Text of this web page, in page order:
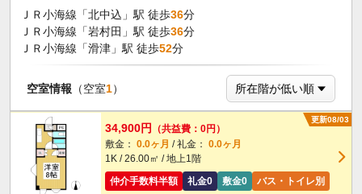
ＪＲ小海線「北中込」駅 徒歩36分
ＪＲ小海線「岩村田」駅 徒歩36分
ＪＲ小海線「滑津」駅 徒歩52分
空室情報 （空室1）
更新08/03
34,900円
（共益費：0円）
敷金： 0.0ヶ月 / 礼金： 0.0ヶ月
1K / 26.00㎡ / 地上1階
仲介手数料半額
礼金0 敷金0 バス・トイレ別